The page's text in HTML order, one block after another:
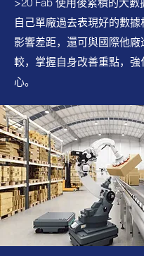
自己單廠過去表現好的數
影響差距，還可與國際他廠
較，掌握自身改善重點，
心。